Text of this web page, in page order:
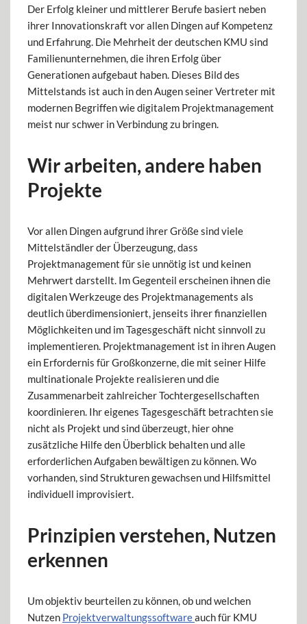
Der Erfolg kleiner und mittlerer Berufe basiert neben
ihrer Innovationskraft vor allen Dingen auf Kompetenz
und Erfahrung. Die Mehrheit der deutschen KMU sind
Familienunternehmen, die ihren Erfolg über
Generationen aufgebaut haben. Dieses Bild des
Mittelstands ist auch in den Augen seiner Vertreter mit
modernen Begriffen wie digitalem Projektmanagement
meist nur schwer in Verbindung zu bringen.
Wir arbeiten, andere haben
Projekte
Vor allen Dingen aufgrund ihrer Größe sind viele
Mittelständler der Überzeugung, dass
Projektmanagement für sie unnötig ist und keinen
Mehrwert darstellt. Im Gegenteil erscheinen ihnen die
digitalen Werkzeuge des Projektmanagements als
deutlich überdimensioniert, jenseits ihrer finanziellen
Möglichkeiten und im Tagesgeschäft nicht sinnvoll zu
implementieren. Projektmanagement ist in ihren Augen
ein Erfordernis für Großkonzerne, die mit seiner Hilfe
multinationale Projekte realisieren und die
Zusammenarbeit zahlreicher Tochtergesellschaften
koordinieren. Ihr eigenes Tagesgeschäft betrachten sie
nicht als Projekt und sind überzeugt, hier ohne
zusätzliche Hilfe den Überblick behalten und alle
erforderlichen Aufgaben bewältigen zu können. Wo
vorhanden, sind Strukturen gewachsen und Hilfsmittel
individuell improvisiert.
Prinzipien verstehen, Nutzen
erkennen
Um objektiv beurteilen zu können, ob und welchen
Nutzen Projektverwaltungssoftwareauch für KMU